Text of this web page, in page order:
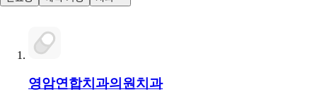
영암연합치과의원치과